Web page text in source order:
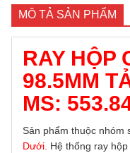
MÔ TẢ SẢN PHẨM
RAY HỘP
98.5MM
MS:
Sản phẩm thuộc nhóm
Dưới. Hệ thống ray